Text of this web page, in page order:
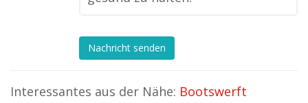
Nachricht senden
Interessantes aus der Nähe: Bootswerft